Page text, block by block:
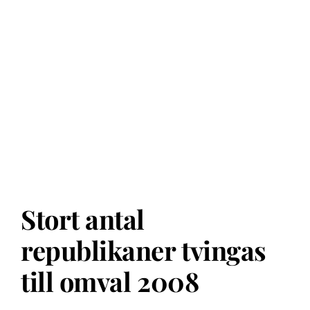
Stort antal
republikaner tvingas
till omval 2008